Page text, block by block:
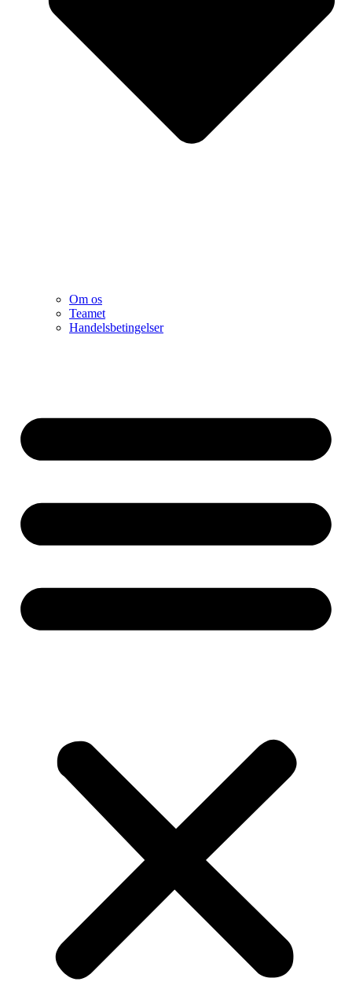
Om os
Teamet
Handelsbetingelser